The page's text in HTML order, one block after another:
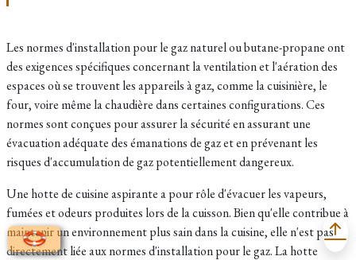
Les normes d'installation pour le gaz naturel ou butane-propane ont
des exigences spécifiques concernant la ventilation et l'aération des
espaces où se trouvent les appareils à gaz, comme la cuisinière, le
four, voire même la chaudière dans certaines configurations. Ces
normes sont conçues pour assurer la sécurité en assurant une
évacuation adéquate des émanations de gaz et en prévenant les
risques d'accumulation de gaz potentiellement dangereux.
Une hotte de cuisine aspirante a pour rôle d'évacuer les vapeurs,
fumées et odeurs produites lors de la cuisson. Bien qu'elle contribue à
maintenir un environnement plus sain dans la cuisine, elle n'est pas
directement liée aux normes d'installation pour le gaz. La hotte